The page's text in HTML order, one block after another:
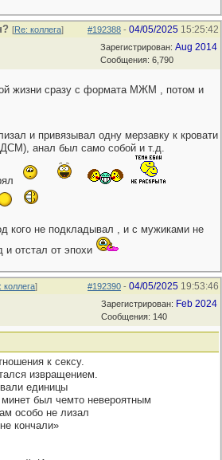
#192388 - 04/05/2025 15:25:42
[Re: коллега]
Зарегистрирован: Aug 2014
Сообщения: 6,790
жизни сразу с формата МЖМ , потом и
и привязывал одну мерзавку к кровати
анал был само собой и т.д.
кого не подкладывал , и с мужиками не
отстал от эпохи
#192390 - 04/05/2025 19:53:46
коллега]
Зарегистрирован: Feb 2024
Сообщения: 140
к сексу.
извращением.
единицы
был чемто невероятным
особо не лизал
кончали»